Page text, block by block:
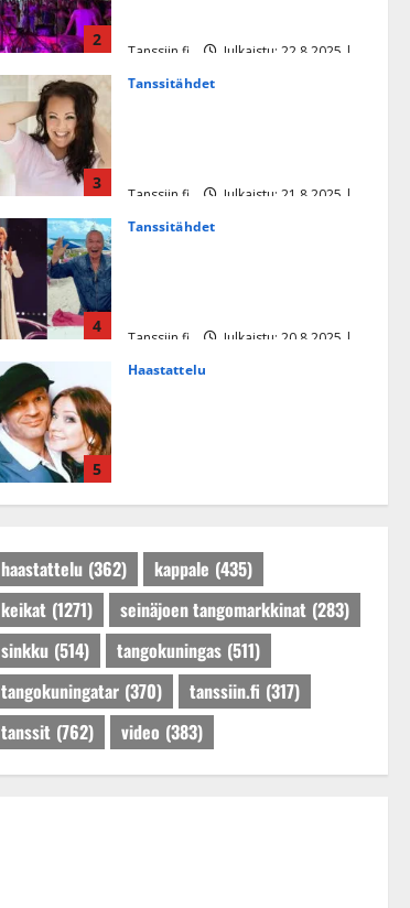
2
Tanssiin.fi
Julkaistu: 22.8.2025 |
3
Tanssitähdet
Tanssiin.fi
Julkaistu: 21.8.2025 |
4
Tanssitähdet
Tanssiin.fi
Julkaistu: 20.8.2025 |
5
Haastattelu
Tanssiin.fi
Julkaistu: 27.4.2025 |
haastattelu (362) kappale (435)
keikat (1271) seinäjoen tangomarkkinat (283)
sinkku (514) tangokuningas (511)
tangokuningatar (370) tanssiin.fi (317)
tanssit (762) video (383)